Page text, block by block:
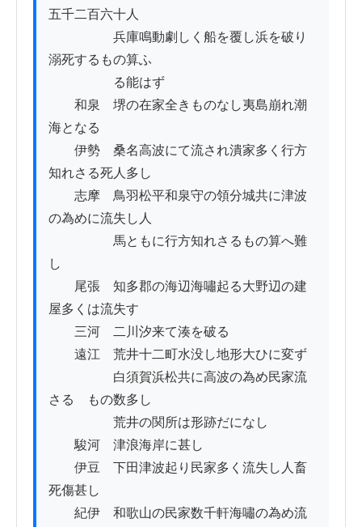
五千二百六十人
兵庫鳴動劇しく船を覆し浜を破り
溺死するもの算ふ
る能はず
和泉　堺の在家全きものなし夷島崩れ潮
海となる
伊勢　桑名高波にて流され潰家多く行方
知れさる死人多し
志摩　鳥羽松平和泉守の領分城共に津波
の為めに流失し人
馬ともに行方知れさるもの算へ難
し
尾張　知多郡の海辺海嘯起る大野辺の建
屋多くは流失す
三河　二川汐来て湊を破る
遠江　荒井十二町水没し地形大ひに変ず
白須賀浜松共に高波の為め民家流
さるゝもの数多し
荒井の関所は形跡だになし
駿河　津浪海岸に甚し
伊豆　下田津波起り民家多く流失し人畜
死傷甚し
紀伊　和歌山の民家数千軒海嘯の為め流